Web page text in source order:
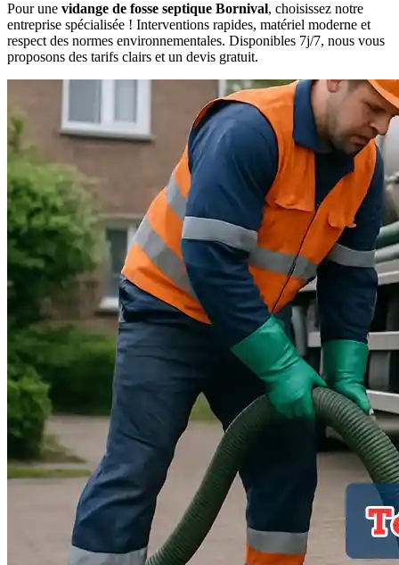
Pour une vidange de fosse septique Bornival, choisissez notre
entreprise spécialisée ! Interventions rapides, matériel moderne et
respect des normes environnementales. Disponibles 7j/7, nous vous
proposons des tarifs clairs et un devis gratuit.